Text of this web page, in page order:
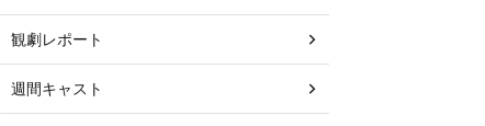
観劇レポート
週間キャスト